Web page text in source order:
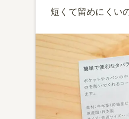
短くて留めにくい